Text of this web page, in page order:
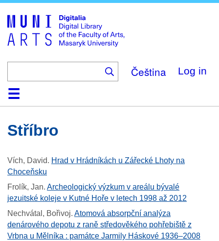
main
content
Čeština Log in
HomeCollections
Browse
Search
About
HelpContactDigitalia
Stříbro
Vích, David. Hrad v Hrádníkách u Zářecké Lhoty na
Choceňsku
Frolík, Jan. Archeologický výzkum v areálu bývalé
jezuitské koleje v Kutné Hoře v letech 1998 až 2012
Nechvátal, Bořivoj. Atomová absorpční analýza
denárového depotu z raně středověkého pohřebiště z
Vrbna u Mělníka : památce Jarmily Háskové 1936–2008